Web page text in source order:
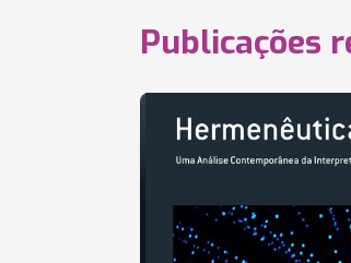
Publicações